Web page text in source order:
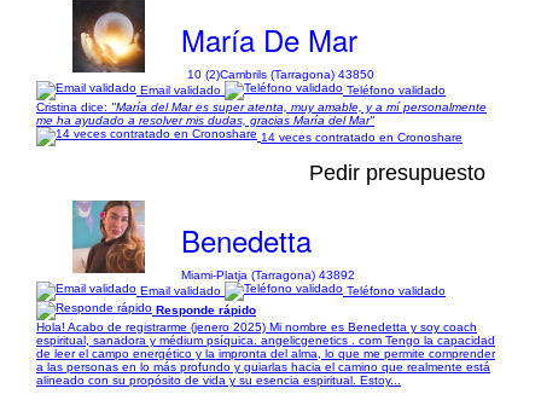
María De Mar
10 (2)Cambrils (Tarragona) 43850
Email validado
Teléfono validado
Cristina dice: "María del Mar es super atenta, muy amable, y a mí personalmente
me ha ayudado a resolver mis dudas, gracias María del Mar"
14 veces contratado en Cronoshare
Pedir presupuesto
Benedetta
Miami-Platja (Tarragona) 43892
Email validado
Teléfono validado
Responde rápido
Hola! Acabo de registrarme (jenero 2025) Mi nombre es Benedetta y soy coach
espiritual, sanadora y médium psíquica. angelicgenetics . com Tengo la capacidad
de leer el campo energético y la impronta del alma, lo que me permite comprender
a las personas en lo más profundo y guiarlas hacia el camino que realmente está
alineado con su propósito de vida y su esencia espiritual. Estoy...